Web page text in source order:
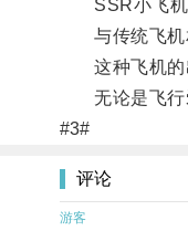
SSR小飞机不
与传统飞机相
这种飞机的出
无论是飞行爱
#3#
评论
游客